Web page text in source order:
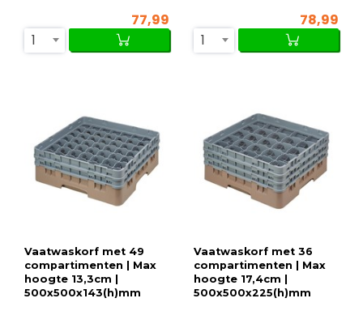
77,99
1
78,99
1
Vaatwaskorf met 49
compartimenten | Max
hoogte 13,3cm |
500x500x143(h)mm
Vaatwaskorf met 36
compartimenten | Max
hoogte 17,4cm |
500x500x225(h)mm